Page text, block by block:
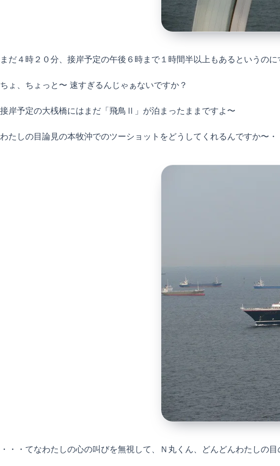
まだ４時２０分、接岸予定の午後６時まで１時間半以上もあるというの
ちょ、ちょっと〜 速すぎるんじゃぁないですか？
接岸予定の大桟橋にはまだ「飛鳥Ⅱ」が泊まったままですよ〜
わたしの目論見の本牧沖でのツーショットをどうしてくれるんですか〜
・・・てなわたしの心の叫びを無視して、Ｎ丸くん、どんどんわたしの目